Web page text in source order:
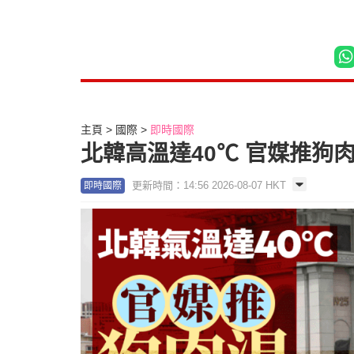
主頁 國際 即時國際
北韓高溫達40℃ 官媒推狗
即時國際 更新時間：14:56 2026-08-07 HKT